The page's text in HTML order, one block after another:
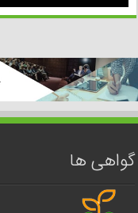
گواهی ها